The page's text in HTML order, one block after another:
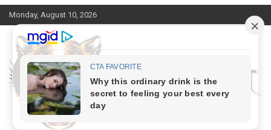
Skip
to
content
Monday, August 10, 2026